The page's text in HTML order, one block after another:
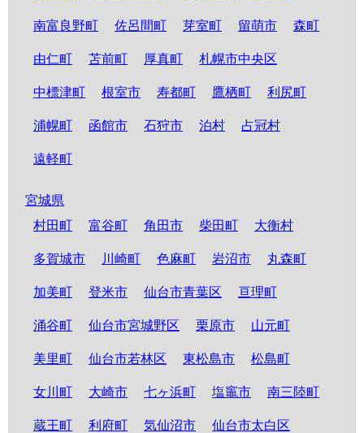
南富良野町 佐呂間町 芽室町 留萌市 森町
由仁町 苫前町 厚真町 札幌市中央区
中標津町 根室市 寿都町 鷹栖町 利尻町
浦幌町 函館市 石狩市 泊村 占冠村
遠軽町
宮城県
村田町
富谷町 角田市 柴田町 大衡村
多賀城市 川崎町 色麻町 岩沼市 丸森町
加美町 登米市 仙台市青葉区 亘理町
涌谷町 仙台市宮城野区 栗原市 山元町
美里町 仙台市若林区 東松島市 松島町
女川町 大崎市 七ヶ浜町 塩竈市 南三陸町
蔵王町 利府町 気仙沼市 仙台市太白区